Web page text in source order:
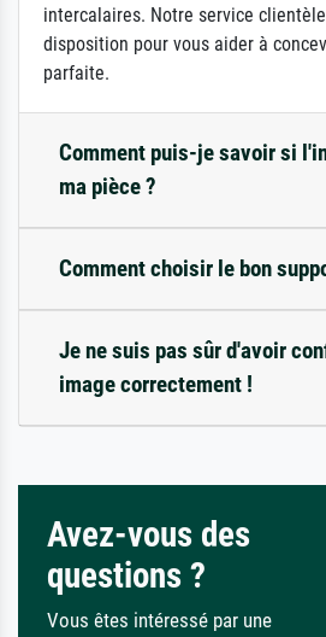
intercalaires. Notre service
disposition pour vous aider à
parfaite.
Comment puis-je savoir si
ma pièce ?
Comment choisir le bon
Je ne suis pas sûr d'avoir
image correctement !
Avez-vous des
questions ?
Vous êtes intéressé par une